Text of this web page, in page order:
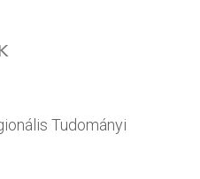
Tudományi